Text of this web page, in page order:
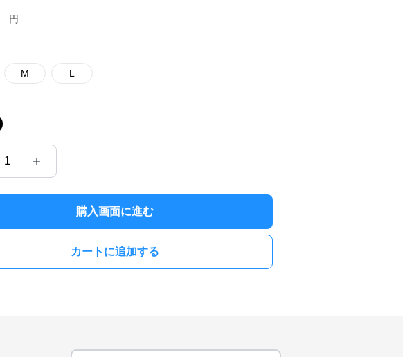
円
M L
1
購入画面に進む
カートに追加する